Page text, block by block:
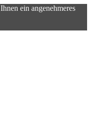
ein angenehmeres